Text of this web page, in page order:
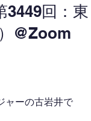
3449回：東
@Zoom
ャーの古岩井で